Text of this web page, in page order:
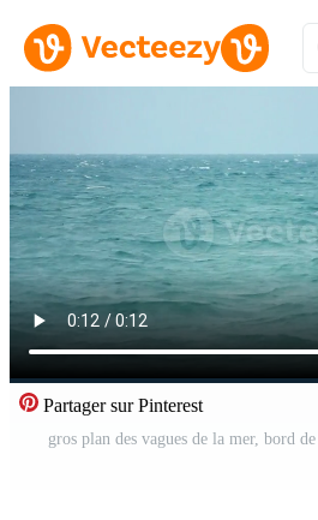
Partager sur Pinterest